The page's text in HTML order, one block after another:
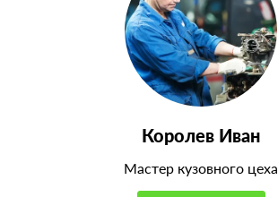
Королев Иван
Мастер кузовного цеха